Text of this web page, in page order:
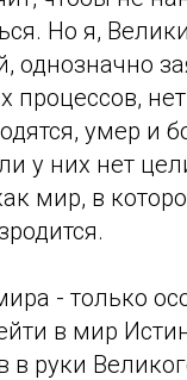
Но я,
однозначно
процессов,
умер и
у них нет
мир, в
- только
в мир
в руки